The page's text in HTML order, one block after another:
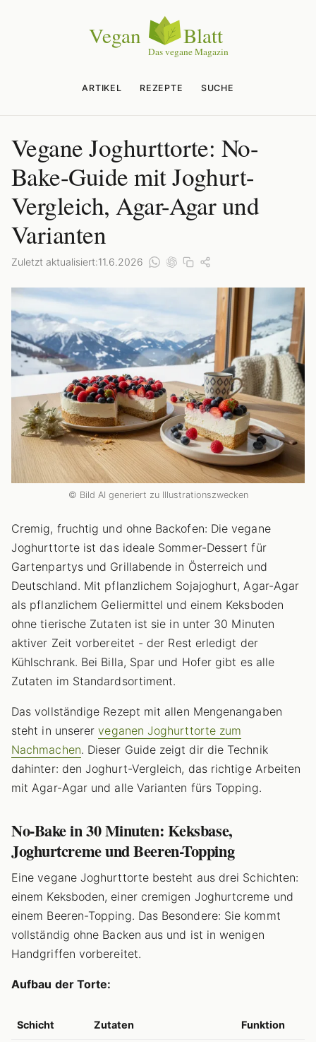
ARTIKEL REZEPTE SUCHE
Vegane Joghurttorte: No-
Bake-Guide mit Joghurt-
Vergleich, Agar-Agar und
Varianten
Zuletzt aktualisiert:11.6.2026
© Bild AI generiert zu Illustrationszwecken
Cremig, fruchtig und ohne Backofen: Die vegane
Joghurttorte ist das ideale Sommer-Dessert für
Gartenpartys und Grillabende in Österreich und
Deutschland. Mit pflanzlichem Sojajoghurt, Agar-Agar
als pflanzlichem Geliermittel und einem Keksboden
ohne tierische Zutaten ist sie in unter 30 Minuten
aktiver Zeit vorbereitet - der Rest erledigt der
Kühlschrank. Bei Billa, Spar und Hofer gibt es alle
Zutaten im Standardsortiment.
Das vollständige Rezept mit allen Mengenangaben
steht in unsererveganen Joghurttorte zum
Nachmachen. Dieser Guide zeigt dir die Technik
dahinter: den Joghurt-Vergleich, das richtige Arbeiten
mit Agar-Agar und alle Varianten fürs Topping.
No-Bake in 30 Minuten: Keksbase,
Joghurtcreme und Beeren-Topping
Eine vegane Joghurttorte besteht aus drei Schichten:
einem Keksboden, einer cremigen Joghurtcreme und
einem Beeren-Topping. Das Besondere: Sie kommt
vollständig ohne Backen aus und ist in wenigen
Handgriffen vorbereitet.
Aufbau der Torte:
Schicht Zutaten Funktion